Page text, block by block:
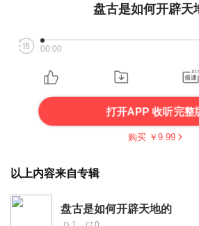
盘古是如何开辟天
00:00
打开APP 收听完整
购买 ￥ 9.99
以上内容来自专辑
盘古是如何开辟天地的